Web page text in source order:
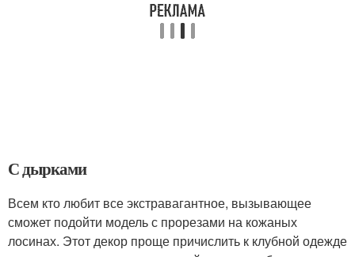
С дырками
Всем кто любит все экстравагантное, вызывающее
сможет подойти модель с прорезами на кожаных
лосинах. Этот декор проще причислить к клубной одежде